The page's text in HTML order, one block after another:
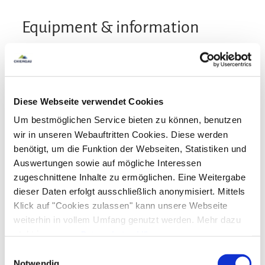
Diese Webseite verwendet Cookies
Um bestmöglichen Service bieten zu können, benutzen
wir in unseren Webauftritten Cookies. Diese werden
benötigt, um die Funktion der Webseiten, Statistiken und
Auswertungen sowie auf mögliche Interessen
zugeschnittene Inhalte zu ermöglichen. Eine Weitergabe
dieser Daten erfolgt ausschließlich anonymisiert. Mittels
Klick auf "Cookies zulassen" kann unsere Webseite
weiterhin in vollem Umfang genutzt werden. Mehr dazu
steht in unserer Datenschutzerklärung.
gelistet.
Equipment & information
Arrival: 16:00 - 18:00 Departure: 08:00 - 10:00
Services
Fire extinguishers in accomodation
Parking at the house
Payment options
Cash only
Activities